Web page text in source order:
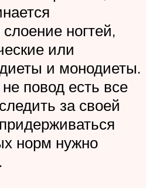
ногтей,
или
и монодиеты.
повод есть все
за своей
норм нужно